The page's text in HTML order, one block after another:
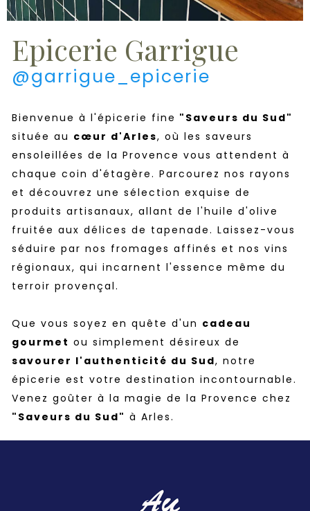
Epicerie Garrigue
@garrigue_epicerie
Bienvenue à l'épicerie fine "Saveurs du Sud"
située au cœur d'Arles, où les saveurs
ensoleillées de la Provence vous attendent à
chaque coin d'étagère. Parcourez nos rayons
et découvrez une sélection exquise de
produits artisanaux, allant de l'huile d'olive
fruitée aux délices de tapenade. Laissez-vous
séduire par nos fromages affinés et nos vins
régionaux, qui incarnent l'essence même du
terroir provençal.
Que vous soyez en quête d'un cadeau
gourmet ou simplement désireux de
savourer l'authenticité du Sud, notre
épicerie est votre destination incontournable.
Venez goûter à la magie de la Provence chez
"Saveurs du Sud" à Arles.